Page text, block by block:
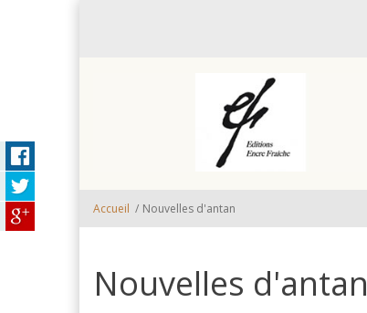
Accueil / Nouvelles d'antan
Nouvelles d'antan